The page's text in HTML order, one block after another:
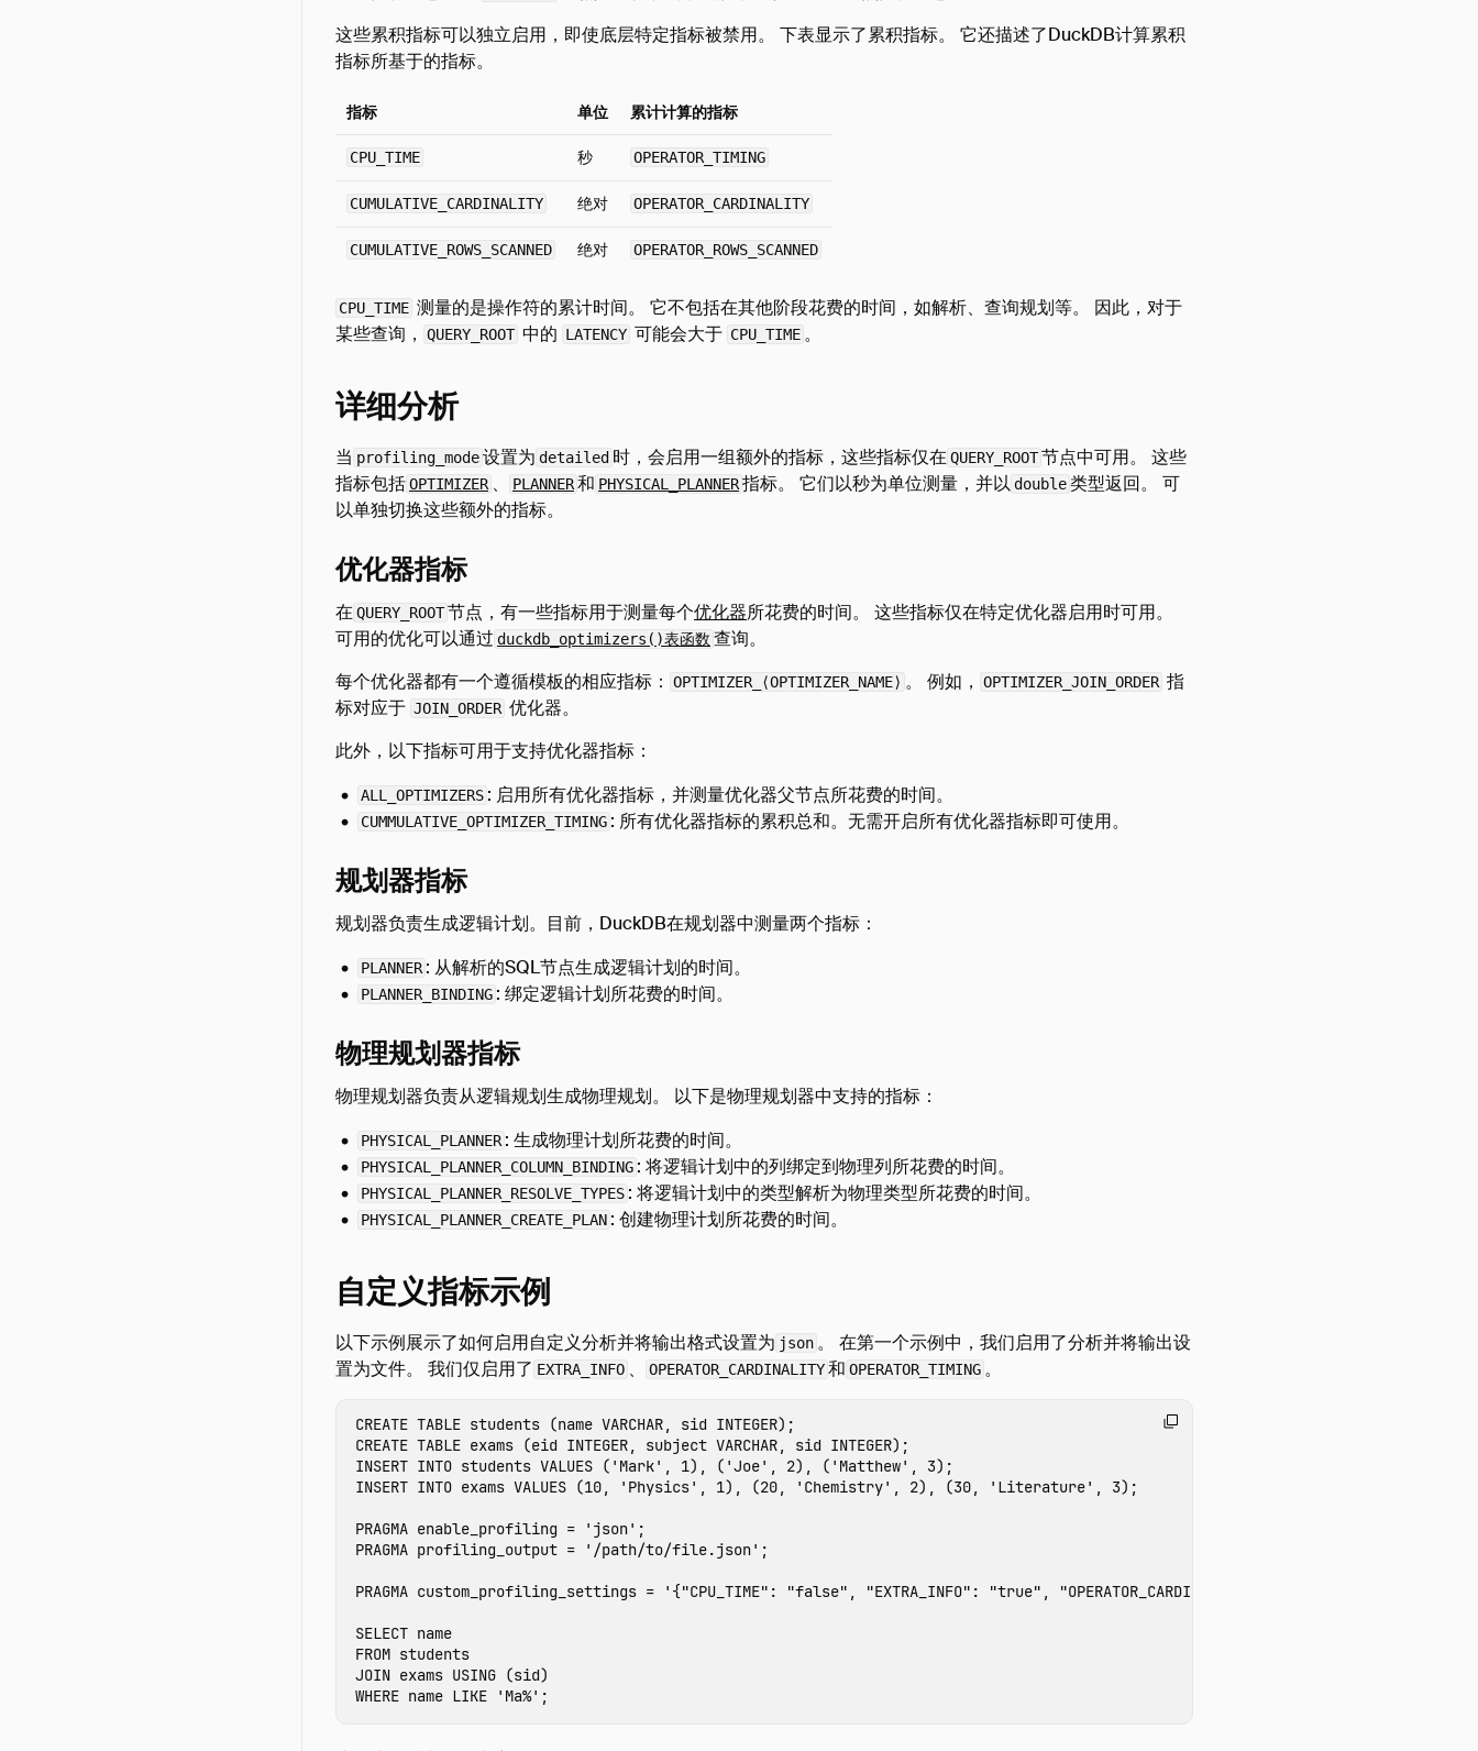
这些累积指标可以独立启用，即使底层特定指标被禁用。 下表显示了累积指标。 它还描述了DuckDB计算累积
指标所基于的指标。
指标 单位 累计计算的指标
CPU_TIME 秒 OPERATOR_TIMING
CUMULATIVE_CARDINALITY 绝对 OPERATOR_CARDINALITY
CUMULATIVE_ROWS_SCANNED 绝对 OPERATOR_ROWS_SCANNED
CPU_TIME 测量的是操作符的累计时间。 它不包括在其他阶段花费的时间，如解析、查询规划等。 因此，对于
某些查询，
QUERY_ROOT 中的 LATENCY 可能会大于 CPU_TIME 。
详细分析
当 profiling_mode设置为 detailed 时，会启用一组额外的指标，这些指标仅在 QUERY_ROOT节点中可用。 这些
指标包括OPTIMIZER 、 PLANNER和 PHYSICAL_PLANNER指标。 它们以秒为单位测量，并以 double类型返回。 可
以单独切换这些额外的指标。
优化器指标
在 QUERY_ROOT节点，有一些指标用于测量每个优化器所花费的时间。 这些指标仅在特定优化器启用时可用。
可用的优化可以通过 duckdb_optimizers()表函数 查询。
每个优化器都有一个遵循模板的相应指标：
OPTIMIZER_⟨OPTIMIZER_NAME⟩ 。 例如， OPTIMIZER_JOIN_ORDER 指
标对应于 JOIN_ORDER 优化器。
此外，以下指标可用于支持优化器指标：
ALL_OPTIMIZERS : 启用所有优化器指标，并测量优化器父节点所花费的时间。
CUMMULATIVE_OPTIMIZER_TIMING : 所有优化器指标的累积总和。无需开启所有优化器指标即可使用。
规划器指标
规划器负责生成逻辑计划。目前，DuckDB在规划器中测量两个指标：
PLANNER : 从解析的SQL节点生成逻辑计划的时间。
PLANNER_BINDING : 绑定逻辑计划所花费的时间。
物理规划器指标
物理规划器负责从逻辑规划生成物理规划。 以下是物理规划器中支持的指标：
PHYSICAL_PLANNER : 生成物理计划所花费的时间。
PHYSICAL_PLANNER_COLUMN_BINDING : 将逻辑计划中的列绑定到物理列所花费的时间。
PHYSICAL_PLANNER_RESOLVE_TYPES : 将逻辑计划中的类型解析为物理类型所花费的时间。
PHYSICAL_PLANNER_CREATE_PLAN : 创建物理计划所花费的时间。
自定义指标示例
以下示例展示了如何启用自定义分析并将输出格式设置为 json 。 在第一个示例中，我们启用了分析并将输出设
置为文件。 我们仅启用了 EXTRA_INFO 、 OPERATOR_CARDINALITY和 OPERATOR_TIMING 。
CREATE TABLE students (name VARCHAR, sid INTEGER);
CREATE TABLE exams (eid INTEGER, subject VARCHAR, sid INTEGER);
INSERT INTO students VALUES ( 'Mark' , 1), ( 'Joe' , 2), ( 'Matthew' , 3);
INSERT INTO exams VALUES (10, 'Physics' , 1), (20, 'Chemistry' , 2), (30, 'Literature' , 3);
PRAGMA enable_profiling = 'json' ;
PRAGMA profiling_output = '/path/to/file.json' ;
PRAGMA custom_profiling_settings = '{"CPU_TIME": "false", "EXTRA_INFO": "true", "OPERATOR_CARDINALITY": "true",
SELECT name
FROM students
JOIN exams USING (sid)
WHERE name LIKE 'Ma%' ;